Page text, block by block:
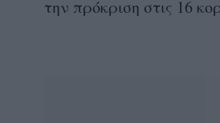
την πρόκριση στις 16